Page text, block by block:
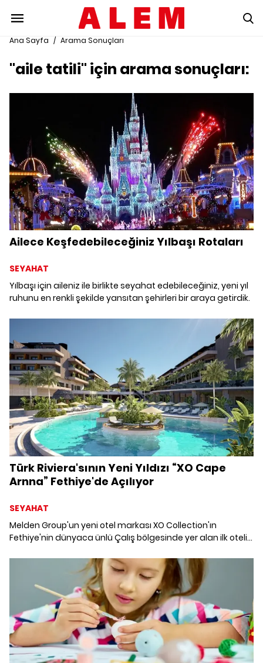
Ana Sayfa / Arama Sonuçları
"aile tatili" için arama sonuçları:
Ailece Keşfedebileceğiniz Yılbaşı Rotaları
SEYAHAT
Yılbaşı için aileniz ile birlikte seyahat edebileceğiniz, yeni yıl
ruhunu en renkli şekilde yansıtan şehirleri bir araya getirdik.
Türk Riviera'sının Yeni Yıldızı “XO Cape
Arnna” Fethiye'de Açılıyor
SEYAHAT
Melden Group'un yeni otel markası XO Collection'ın
Fethiye'nin dünyaca ünlü Çalış bölgesinde yer alan ilk oteli